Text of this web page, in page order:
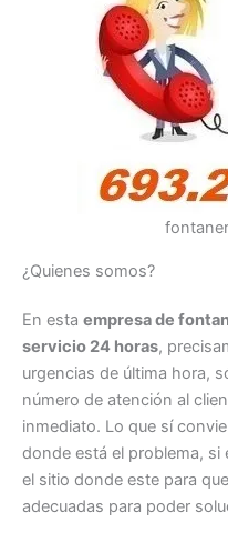
¿Quienes somos?
En esta empresa de
servicio 24 horas,
urgencias de última hora,
número de atención al
inmediato. Lo que sí
donde está el problema, si
el sitio donde este para
adecuadas para poder